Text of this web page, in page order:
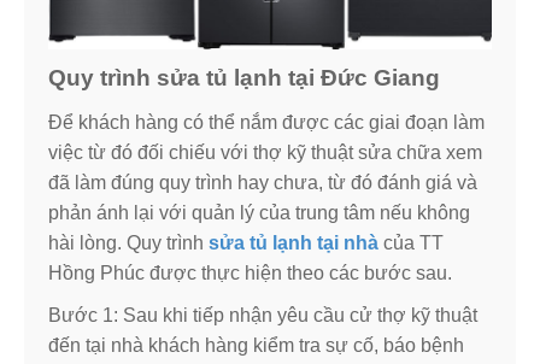
Quy trình sửa tủ lạnh tại Đức Giang
Để khách hàng có thể nắm được các giai đoạn làm
việc từ đó đối chiếu với thợ kỹ thuật sửa chữa xem
đã làm đúng quy trình hay chưa, từ đó đánh giá và
phản ánh lại với quản lý của trung tâm nếu không
hài lòng. Quy trình sửa tủ lạnh tại nhà của TT
Hồng Phúc được thực hiện theo các bước sau.
Bước 1: Sau khi tiếp nhận yêu cầu cử thợ kỹ thuật
đến tại nhà khách hàng kiểm tra sự cố, báo bệnh